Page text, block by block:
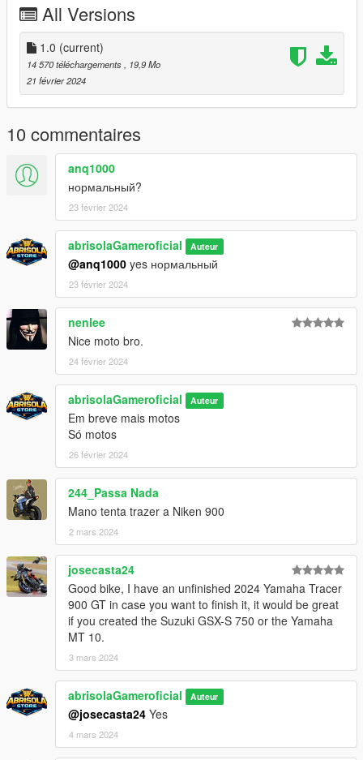
Installation instructions:
Copy “mt2024” in addon folder to “GTAV – mods – update –
x64 – dlcpacks
update > update.rpf > common > date > dlclist
put this: dlcpacks: - mt2024-
All Versions
1.0 (current)
14 570 téléchargements
, 19,9 Mo
21 février 2024
10 commentaires
anq1000
нормальный?
23 février 2024
abrisolaGameroficial Auteur
@anq1000 yes нормальный
23 février 2024
nenlee
Nice moto bro.
24 février 2024
abrisolaGameroficial Auteur
Em breve mais motos
Só motos
26 février 2024
244_Passa Nada
Mano tenta trazer a Niken 900
2 mars 2024
josecasta24
Good bike, I have an unfinished 2024 Yamaha Tracer
900 GT in case you want to finish it, it would be great
if you created the Suzuki GSX-S 750 or the Yamaha
MT 10.
3 mars 2024
abrisolaGameroficial Auteur
@josecasta24 Yes
4 mars 2024